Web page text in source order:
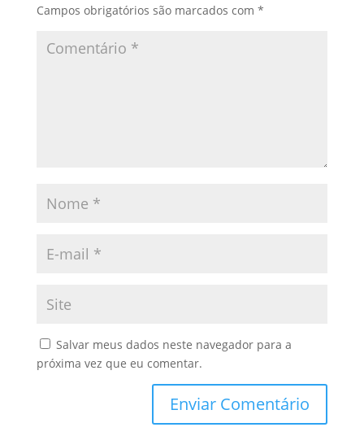
Campos obrigatórios são marcados com *
Salvar meus dados neste navegador para a
próxima vez que eu comentar.